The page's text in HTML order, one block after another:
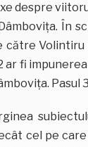
despre
În
către
ar fi
Pasul
cel pe care